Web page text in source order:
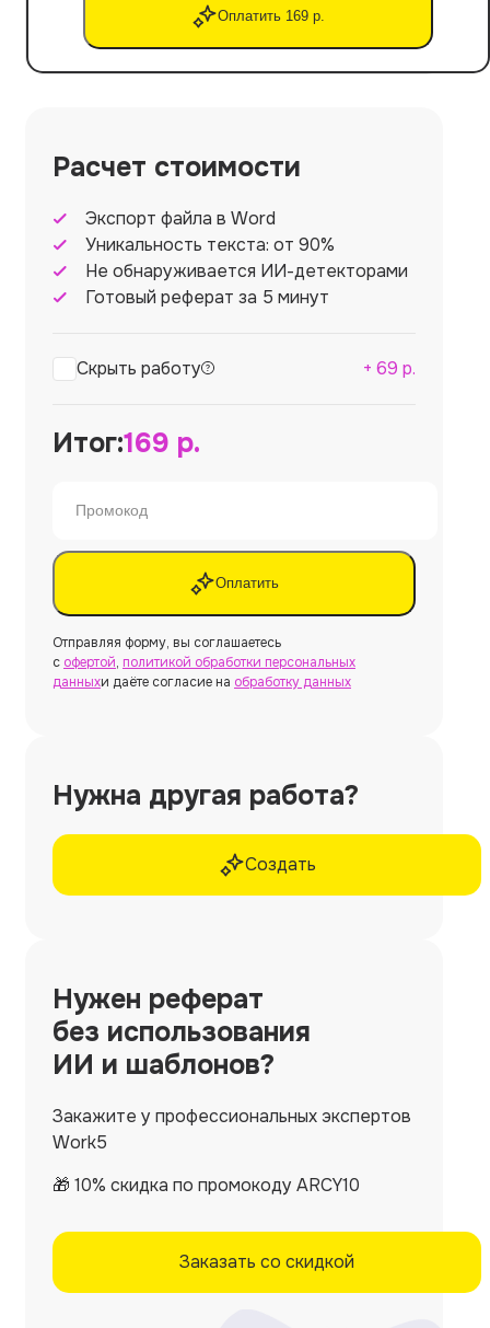
Оплатить 169 р.
Расчет стоимости
Экспорт файла в Word
Уникальность текста: от 90%
Не обнаруживается ИИ-детекторами
Готовый реферат за 5 минут
Скрыть работу + 69 р.
Итог:169 р.
Оплатить
Отправляя форму, вы соглашаетесь
с офертой, политикой обработки персональных
данныхи даёте согласие на обработку данных
Нужна другая работа?
Создать
Нужен реферат
без использования
ИИ и шаблонов?
Закажите у профессиональных экспертов
Work5
🎁 10% скидка по промокоду ARCY10
Заказать со скидкой